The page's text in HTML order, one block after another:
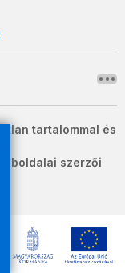
tartalommal és
szerzői